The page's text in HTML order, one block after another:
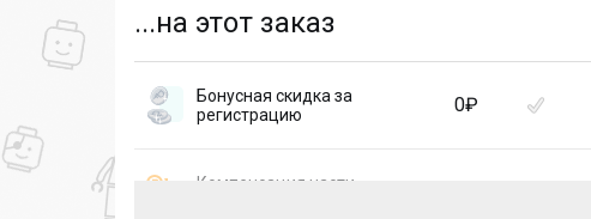
...на этот заказ
Бонусная скидка за
регистрацию
0₽
Компенсация части